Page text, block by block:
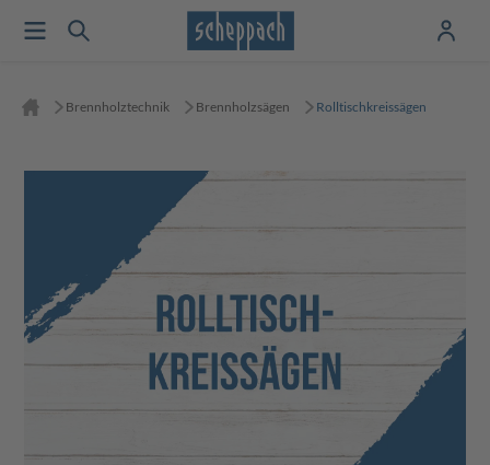
Brennholztechnik Brennholzsägen Rolltischkreissägen